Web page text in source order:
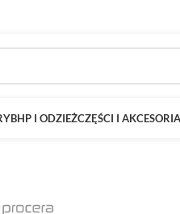
BHP I ODZIEŻCZĘŚCI I AKCESORIA